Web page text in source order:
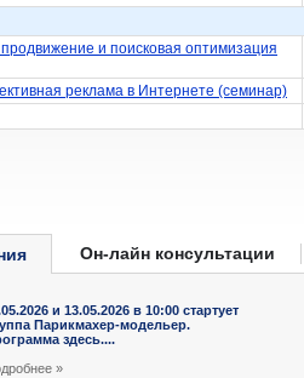
и поисковая оптимизация
реклама в Интернете (семинар)
Он-лайн консультации
и 13.05.2026 в 10:00 cтартует
Парикмахер-модельер.
здесь....
»